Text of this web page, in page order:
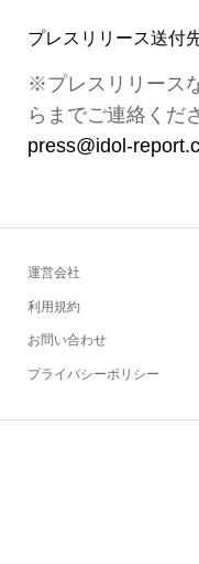
プレスリリース送付
※プレスリリース
らまでご連絡くだ
press@idol-
運営会社
利用規約
お問い合わせ
プライバシーポリシー